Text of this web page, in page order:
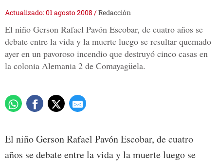
Actualizado: 01 agosto 2008 /Redacción
El niño Gerson Rafael Pavón Escobar, de cuatro años se
debate entre la vida y la muerte luego se resultar quemado
ayer en un pavoroso incendio que destruyó cinco casas en
la colonia Alemania 2 de Comayagüela.
El niño Gerson Rafael Pavón Escobar, de cuatro
años se debate entre la vida y la muerte luego se